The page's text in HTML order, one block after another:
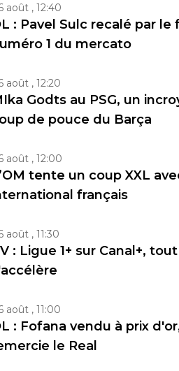
août , 12:40
: Pavel Sulc recalé par le
1 du mercato
août , 12:20
Godts au PSG, un
de pouce du Barça
août , 12:00
tente un coup XXL
français
août , 11:30
: Ligue 1+ sur Canal+, tout
août , 11:00
: Fofana vendu à prix
le Real